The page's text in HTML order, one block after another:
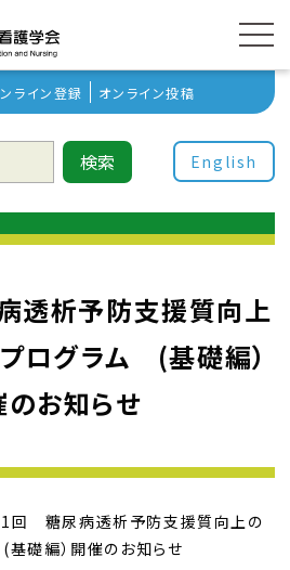
ライン登録 オンライン投稿
検索 English
析予防支援質向上
ログラム (基礎編）
のお知らせ
回 糖尿病透析予防支援質向上の
礎編）開催のお知らせ